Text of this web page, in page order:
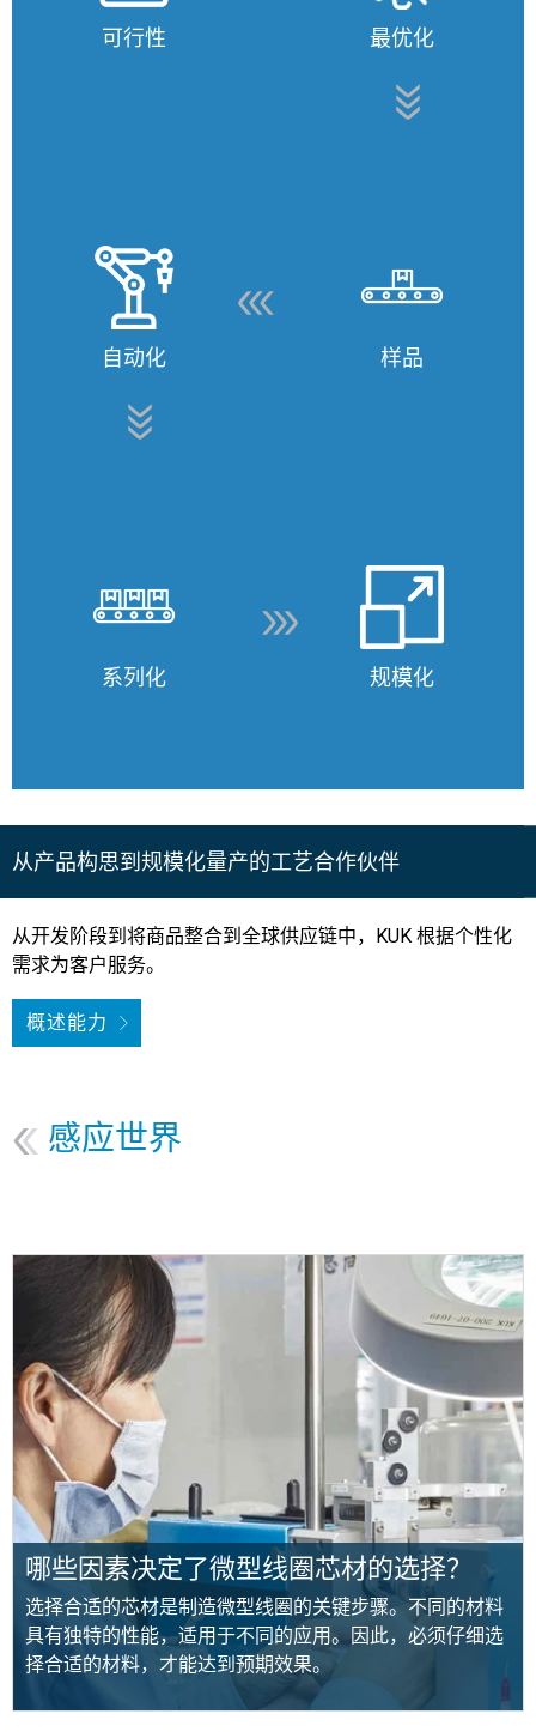
可行性 最优化
样品
自动化
系列化 规模化
从产品构思到规模化量产的工艺合作伙伴
从开发阶段到将商品整合到全球供应链中，KUK 根据个性化
需求为客户服务。
概述能力
感应世界
哪些因素决定了微型线圈芯材的选择？
选择合适的芯材是制造微型线圈的关键步骤。不同的材料
具有独特的性能，适用于不同的应用。因此，必须仔细选
择合适的材料，才能达到预期效果。